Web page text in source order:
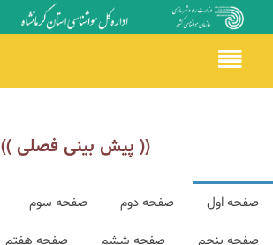
Toggle
navigation
(( پیش بینی فصلی ))
صفحه اول صفحه دوم صفحه سوم
صفحه پنجم
صفحه ششم صفحه هفتم